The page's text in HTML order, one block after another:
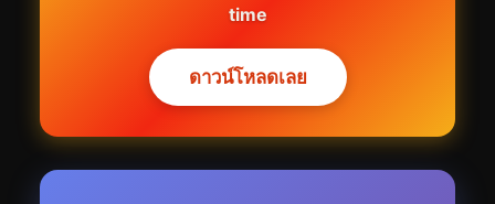
time
ดาวน์โหลดเลย